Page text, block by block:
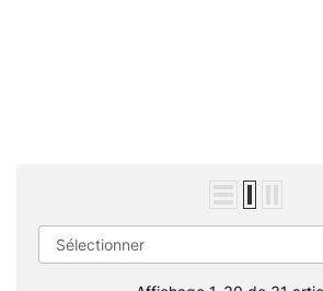
Sélectionner